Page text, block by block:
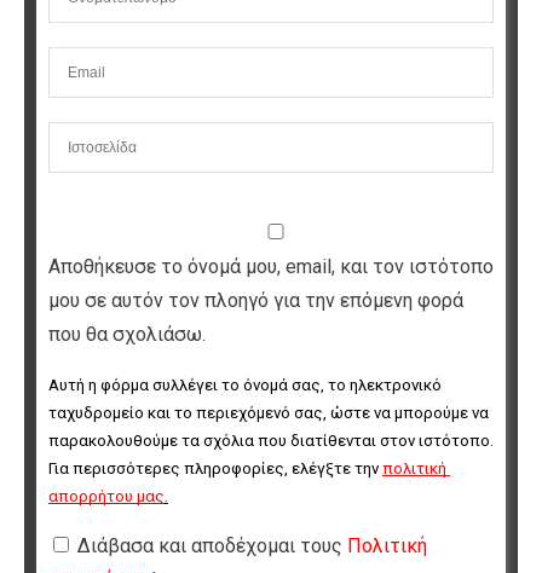
Αποθήκευσε το όνομά μου, email, και τον ιστότοπο
μου σε αυτόν τον πλοηγό για την επόμενη φορά
που θα σχολιάσω.
Αυτή η φόρμα συλλέγει το όνομά σας, το ηλεκτρονικό
ταχυδρομείο και το περιεχόμενό σας, ώστε να μπορούμε να
παρακολουθούμε τα σχόλια που διατίθενται στον ιστότοπο.
Για περισσότερες πληροφορίες, ελέγξτε την πολιτική
απορρήτου μας
Διάβασα και αποδέχομαι τους Πολιτική